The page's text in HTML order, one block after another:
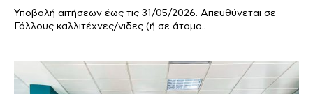
Υποβολή αιτήσεων έως τις 31/05/2026. Απευθύνεται σε
Γάλλους καλλιτέχνες/νιδες (ή σε άτομα..